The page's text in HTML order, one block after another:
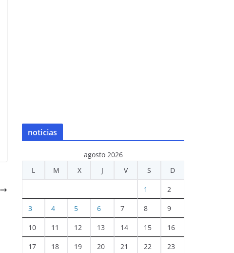
noticias
agosto 2026
L
M X J V S D
1 2
3 4 5 6 7 8 9
10 11 12 13 14 15 16
17 18 19 20 21 22 23